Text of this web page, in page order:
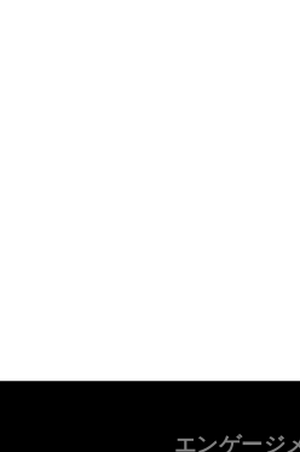
エンゲージ